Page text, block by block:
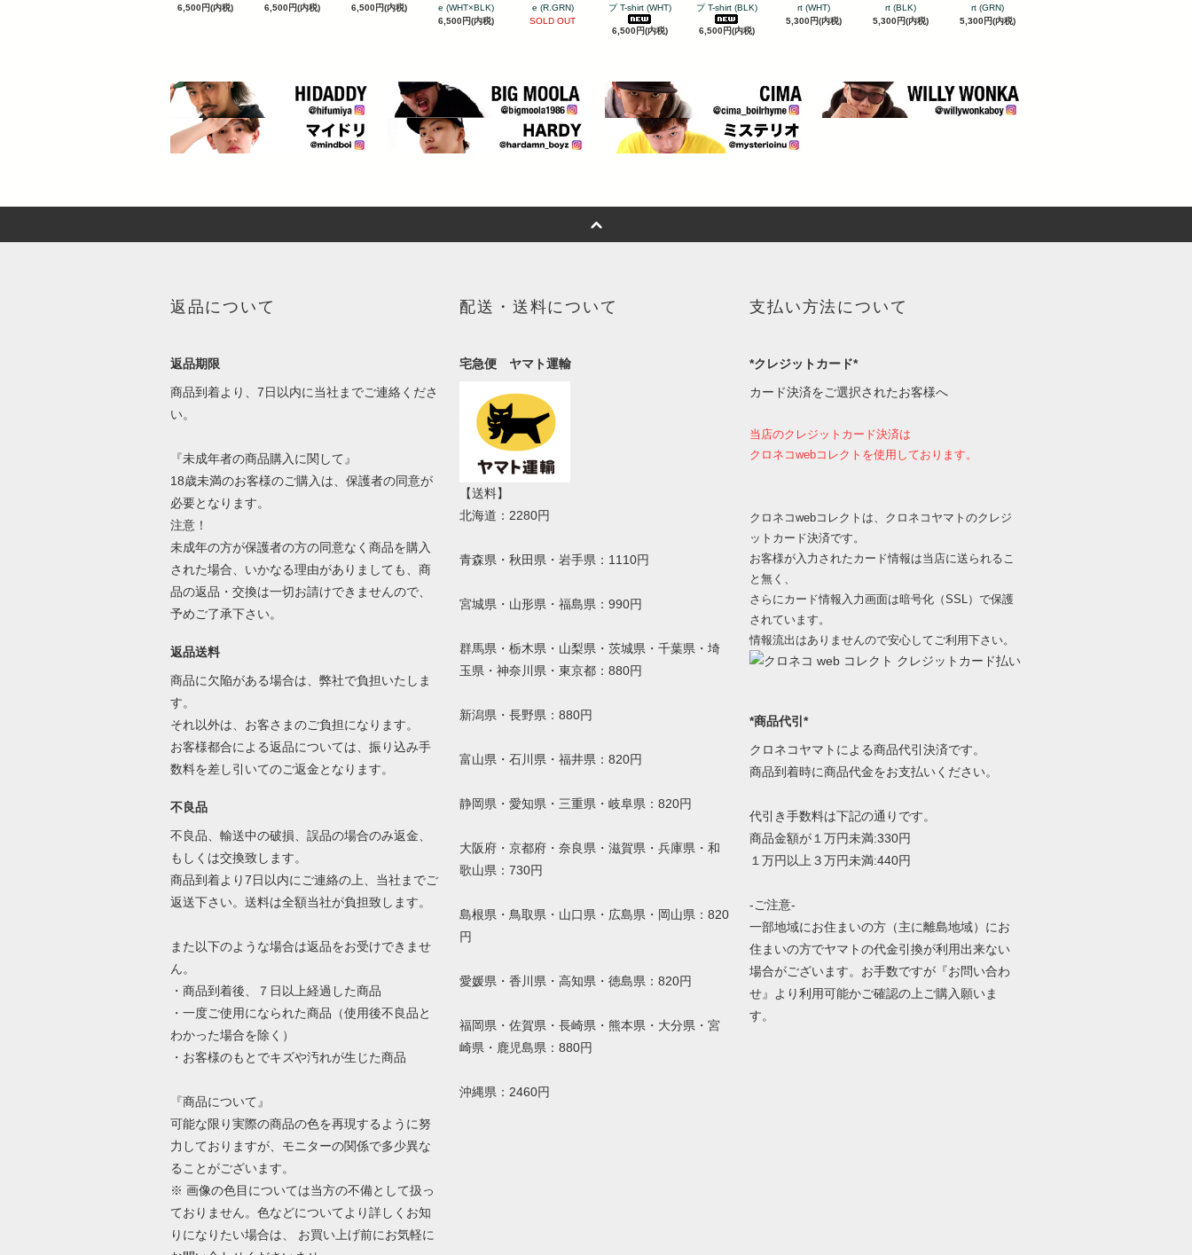
6,500円(内税)
6,500円(内税)
6,500円(内税)
e (WHT×BLK)
6,500円(内税)
e (R.GRN)
SOLD OUT
プ T-shirt (WHT)
6,500円(内税)
プ T-shirt (BLK)
6,500円(内税)
rt (WHT)
5,300円(内税)
rt (BLK)
5,300円(内税)
rt (GRN)
5,300円(内税)
返品について
返品期限
商品到着より、7日以内に当社までご連絡くださ
い。
『未成年者の商品購入に関して』
18歳未満のお客様のご購入は、保護者の同意が
必要となります。
注意！
未成年の方が保護者の方の同意なく商品を購入
された場合、いかなる理由がありましても、商
品の返品・交換は一切お請けできませんので、
予めご了承下さい。
返品送料
商品に欠陥がある場合は、弊社で負担いたしま
す。
それ以外は、お客さまのご負担になります。
お客様都合による返品については、振り込み手
数料を差し引いてのご返金となります。
不良品
不良品、輸送中の破損、誤品の場合のみ返金、
もしくは交換致します。
商品到着より7日以内にご連絡の上、当社までご
返送下さい。送料は全額当社が負担致します。
また以下のような場合は返品をお受けできませ
ん。
・商品到着後、７日以上経過した商品
・一度ご使用になられた商品（使用後不良品と
わかった場合を除く）
・お客様のもとでキズや汚れが生じた商品
『商品について』
可能な限り実際の商品の色を再現するように努
力しておりますが、モニターの関係で多少異な
ることがございます。
※ 画像の色目については当方の不備として扱っ
ておりません。色などについてより詳しくお知
りになりたい場合は、 お買い上げ前にお気軽に
配送・送料について
宅急便 ヤマト運輸
【送料】
北海道：2280円
青森県・秋田県・岩手県：1110円
宮城県・山形県・福島県：990円
群馬県・栃木県・山梨県・茨城県・千葉県・埼
玉県・神奈川県・東京都：880円
新潟県・長野県：880円
富山県・石川県・福井県：820円
静岡県・愛知県・三重県・岐阜県：820円
大阪府・京都府・奈良県・滋賀県・兵庫県・和
歌山県：730円
島根県・鳥取県・山口県・広島県・岡山県：820
円
愛媛県・香川県・高知県・徳島県：820円
福岡県・佐賀県・長崎県・熊本県・大分県・宮
崎県・鹿児島県：880円
沖縄県：2460円
支払い方法について
*クレジットカード*
カード決済をご選択されたお客様へ
当店のクレジットカード決済は
クロネコwebコレクトを使用しております。
クロネコwebコレクトは、クロネコヤマトのクレジ
ットカード決済です。
お客様が入力されたカード情報は当店に送られるこ
と無く、
さらにカード情報入力画面は暗号化（SSL）で保護
されています。
情報流出はありませんので安心してご利用下さい。
*商品代引*
クロネコヤマトによる商品代引決済です。
商品到着時に商品代金をお支払いください。
代引き手数料は下記の通りです。
商品金額が１万円未満:330円
１万円以上３万円未満:440円
-ご注意-
一部地域にお住まいの方（主に離島地域）にお
住まいの方でヤマトの代金引換が利用出来ない
場合がございます。お手数ですが『お問い合わ
せ』より利用可能かご確認の上ご購入願いま
す。